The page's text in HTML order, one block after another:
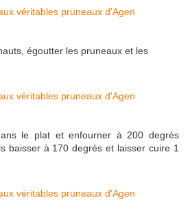
égoutter les pruneaux et les
le plat et enfourner à 200 degrés
baisser à 170 degrés et laisser cuire 1